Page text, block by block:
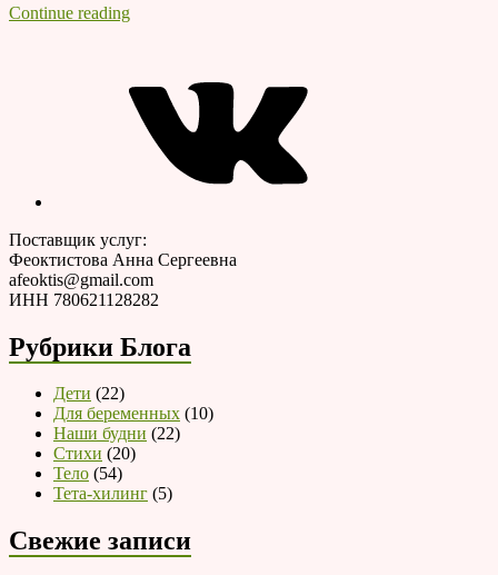
Continue readingПутешествие
сердце
и
обратно
Поставщик услуг:
Феоктистова Анна Сергеевна
afeoktis@gmail.com
ИНН 780621128282
Рубрики Блога
Дети (22)
Для беременных (10)
Наши будни (22)
Стихи (20)
Тело (54)
Тета-хилинг (5)
Свежие записи